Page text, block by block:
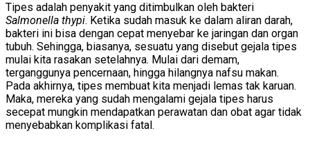
Tipes adalah penyakit yang ditimbulkan oleh bakteri
Salmonella thypi. Ketika sudah masuk ke dalam aliran darah,
bakteri ini bisa dengan cepat menyebar ke jaringan dan organ
tubuh. Sehingga, biasanya, sesuatu yang disebut gejala tipes
mulai kita rasakan setelahnya. Mulai dari demam,
terganggunya pencernaan, hingga hilangnya nafsu makan.
Pada akhirnya, tipes membuat kita menjadi lemas tak karuan.
Maka, mereka yang sudah mengalami gejala tipes harus
secepat mungkin mendapatkan perawatan dan obat agar tidak
menyebabkan komplikasi fatal.